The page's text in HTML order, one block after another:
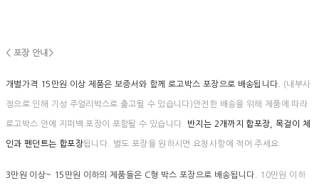
< 포장 안내>
개별가격 15만원 이상 제품은 보증서와 함께 로고박스 포장으로 배송됩니다. (내부사
정으로 인해 기성 주얼리박스로 출고될 수 있습니다)안전한 배송을 위해 제품에 따라
로고박스 안에 지퍼백 포장이 포함될 수 있습니다. 반지는 2개까지 합포장, 목걸이 체
인과 펜던트는 합포장됩니다. 별도 포장을 원하시면 요청사항에 적어 주세요
3만원 이상~ 15만원 이하의 제품들은 C형 박스 포장으로 배송됩니다. 10만원 이하